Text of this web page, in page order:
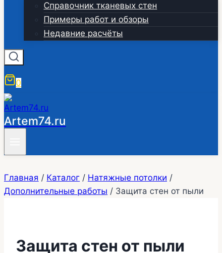
Справочник тканевых стен
Примеры работ и обзоры
Недавние расчёты
0
Artem74.ru
Главная / Каталог / Натяжные потолки /
Дополнительные работы / Защита стен от пыли
Защита стен от пыли